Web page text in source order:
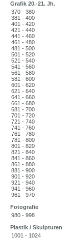
Grafik 20.-21. Jh.
370 - 380
381 - 400
401 - 420
421 - 440
441 - 460
461 - 480
481 - 500
501 - 520
521 - 540
541 - 560
561 - 580
581 - 600
601 - 620
621 - 640
641 - 660
661 - 680
681 - 700
701 - 720
721 - 740
741 - 760
761 - 780
781 - 800
801 - 820
821 - 840
841 - 860
861 - 880
881 - 900
901 - 920
921 - 940
941 - 960
961 - 970
Fotografie
980 - 998
Plastik / Skulpturen
1001 - 1024